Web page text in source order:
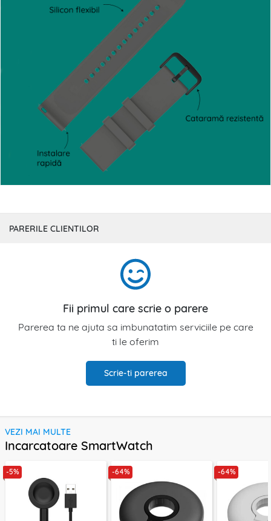
PARERILE CLIENTILOR
Fii primul care scrie o parere
Parerea ta ne ajuta sa imbunatatim serviciile pe care
ti le oferim
Scrie-ti parerea
VEZI MAI MULTE
Incarcatoare SmartWatch
-5% -64% -64%